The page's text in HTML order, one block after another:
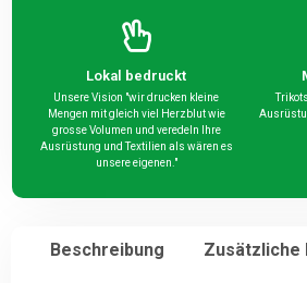
Lokal bedruckt
Unsere Vision "wir drucken kleine
Mengen mit gleich viel Herzblut wie
grosse Volumen und veredeln Ihre
Ausrüstung und Textilien als wären es
unsere eigenen."
Beschreibung Zusätzliche